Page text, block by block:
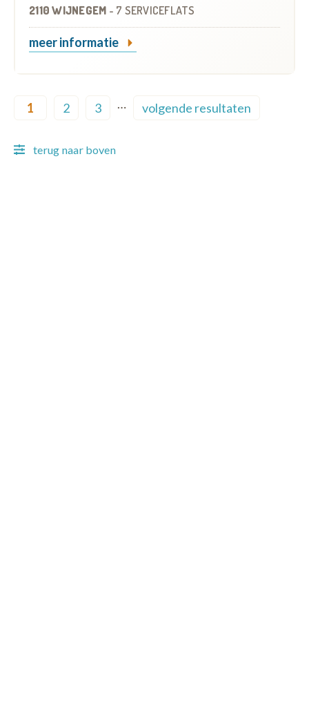
2110 WIJNEGEM - 7 SERVICEFLATS
meer informatie
1 2 3
…
volgende resultaten
terug naar boven